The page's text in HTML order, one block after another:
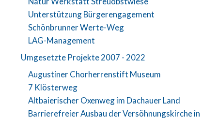
Unterstützung Bürgerengagement
Schönbrunner Werte-Weg
LAG-Management
Umgesetzte Projekte 2007 - 2022
Augustiner Chorherrenstift Museum
7 Klösterweg
Altbaierischer Oxenweg im Dachauer Land
Barrierefreier Ausbau der Versöhnungskirche in